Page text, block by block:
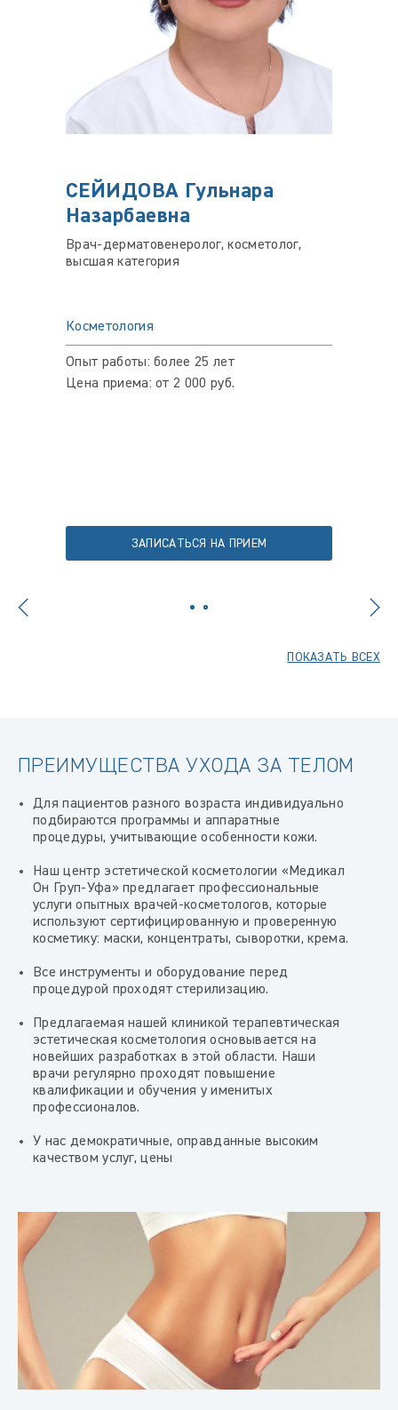
СЕЙИДОВА Гульнара
Назарбаевна
Врач-дерматовенеролог, косметолог,
высшая категория
Косметология
Опыт работы: более 25 лет
Цена приема: от 2 000 руб.
ЗАПИСАТЬСЯ НА ПРИЕМ
ПОКАЗАТЬ ВСЕХ
ПРЕИМУЩЕСТВА УХОДА ЗА ТЕЛОМ
Для пациентов разного возраста индивидуально
подбираются программы и аппаратные
процедуры, учитывающие особенности кожи.
Наш центр эстетической косметологии «Медикал
Он Груп-Уфа» предлагает профессиональные
услуги опытных врачей-косметологов, которые
используют сертифицированную и проверенную
косметику: маски, концентраты, сыворотки, крема.
Все инструменты и оборудование перед
процедурой проходят стерилизацию.
Предлагаемая нашей клиникой терапевтическая
эстетическая косметология основывается на
новейших разработках в этой области. Наши
врачи регулярно проходят повышение
квалификации и обучения у именитых
профессионалов.
У нас демократичные, оправданные высоким
качеством услуг, цены